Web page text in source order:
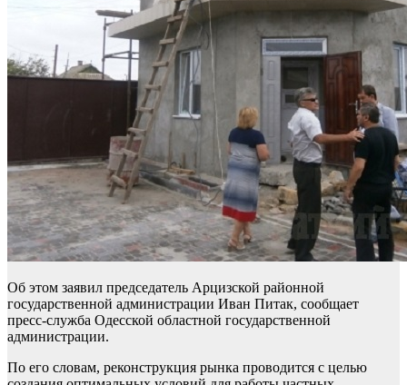
Об этом заявил председатель Арцизской районной
государственной администрации Иван Питак, сообщает
пресс-служба Одесской областной государственной
администрации.
По его словам, реконструкция рынка проводится с целью